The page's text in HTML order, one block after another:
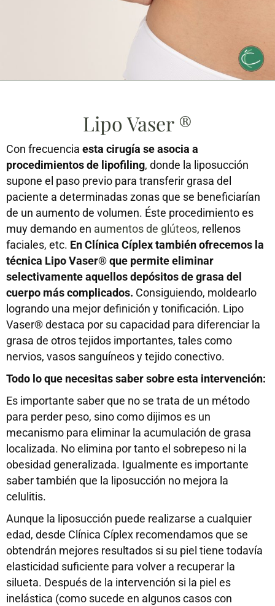
Lipo Vaser ®
Con frecuencia esta cirugía se asocia a
procedimientos de lipofiling, donde la liposucción
supone el paso previo para transferir grasa del
paciente a determinadas zonas que se beneficiarían
de un aumento de volumen. Éste procedimiento es
muy demando en aumentos de glúteos, rellenos
faciales, etc. En Clínica Cíplex también ofrecemos la
técnica Lipo Vaser® que permite eliminar
selectivamente aquellos depósitos de grasa del
cuerpo más complicados. Consiguiendo, moldearlo
logrando una mejor definición y tonificación. Lipo
Vaser® destaca por su capacidad para diferenciar la
grasa de otros tejidos importantes, tales como
nervios, vasos sanguíneos y tejido conectivo.
Todo lo que necesitas saber sobre esta intervención:
Es importante saber que no se trata de un método
para perder peso, sino como dijimos es un
mecanismo para eliminar la acumulación de grasa
localizada. No elimina por tanto el sobrepeso ni la
obesidad generalizada. Igualmente es importante
saber también que la liposucción no mejora la
celulitis.
Aunque la liposucción puede realizarse a cualquier
edad, desde Clínica Cíplex recomendamos que se
obtendrán mejores resultados si su piel tiene todavía
elasticidad suficiente para volver a recuperar la
silueta. Después de la intervención si la piel es
inelástica (como sucede en algunos casos con